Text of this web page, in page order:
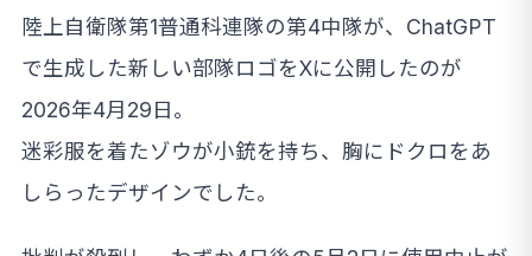
陸上自衛隊第1普通科連隊の第4中隊が、ChatGPT
で生成した新しい部隊ロゴをXに公開したのが
2026年4月29日。
迷彩服を着たゾウが小銃を持ち、胸にドクロをあ
しらったデザインでした。